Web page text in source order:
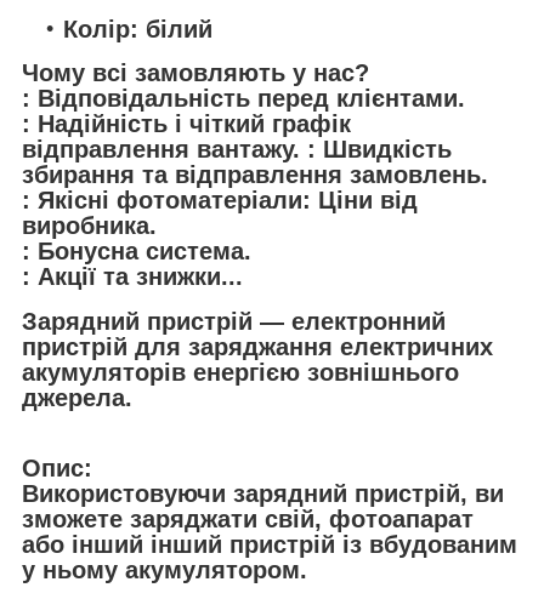
Колір: білий
Чому всі замовляють у нас?
: Відповідальність перед клієнтами.
: Надійність і чіткий графік
відправлення вантажу. : Швидкість
збирання та відправлення замовлень.
: Якісні фотоматеріали: Ціни від
виробника.
: Бонусна система.
: Акції та знижки...
Зарядний пристрій — електронний
пристрій для заряджання електричних
акумуляторів енергією зовнішнього
джерела.
Опис:
Використовуючи зарядний пристрій, ви
зможете заряджати свій, фотоапарат
або інший інший пристрій із вбудованим
у ньому акумулятором.